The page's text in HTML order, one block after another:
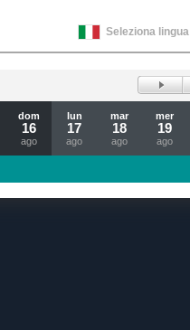
Seleziona lingua
dom
16
ago
lun
17
ago
mar
18
ago
mer
19
ago